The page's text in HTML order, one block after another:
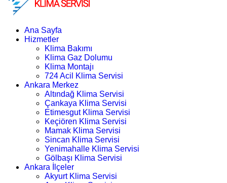
Ana Sayfa
Hizmetler
Klima Bakımı
Klima Gaz Dolumu
Klima Montajı
724 Acil Klima Servisi
Ankara Merkez
Altındağ Klima Servisi
Çankaya Klima Servisi
Etimesgut Klima Servisi
Keçiören Klima Servisi
Mamak Klima Servisi
Sincan Klima Servisi
Yenimahalle Klima Servisi
Gölbaşı Klima Servisi
Ankara İlçeler
Akyurt Klima Servisi